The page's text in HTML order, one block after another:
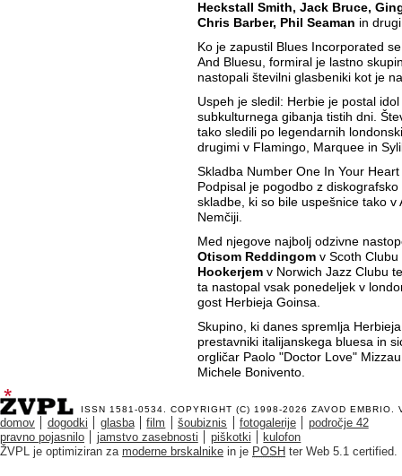
Heckstall Smith, Jack Bruce,
Chris Barber, Phil Seaman in
Ko je zapustil Blues Incorporated
And Bluesu, formiral je lastno
nastopali številni glasbeniki kot je
Uspeh je sledil: Herbie je postal
subkulturnega gibanja tistih dni.
tako sledili po legendarnih
drugimi v Flamingo, Marquee in
Skladba Number One In Your
Podpisal je pogodbo z
skladbe, ki so bile uspešnice tako v
Nemčiji.
Med njegove najbolj odzivne
Otisom Reddingom v Scoth
Hookerjem v Norwich Jazz Clubu
ta nastopal vsak ponedeljek v
gost Herbieja Goinsa.
Skupino, ki danes spremlja
prestavniki italijanskega bluesa in
orgličar Paolo "Doctor Love"
Michele Bonivento.
ISSN 1581-0534. COPYRIGHT (C) 1998-2026 ZAVOD EMBRIO .
domov dogodki glasba film šoubiznis fotogalerije
področje 42
pravno pojasnilo
jamstvo zasebnosti piškotki
kulofon
ŽVPL je optimiziran za moderne brskalnike in je POSH ter Web 5.1 certified.